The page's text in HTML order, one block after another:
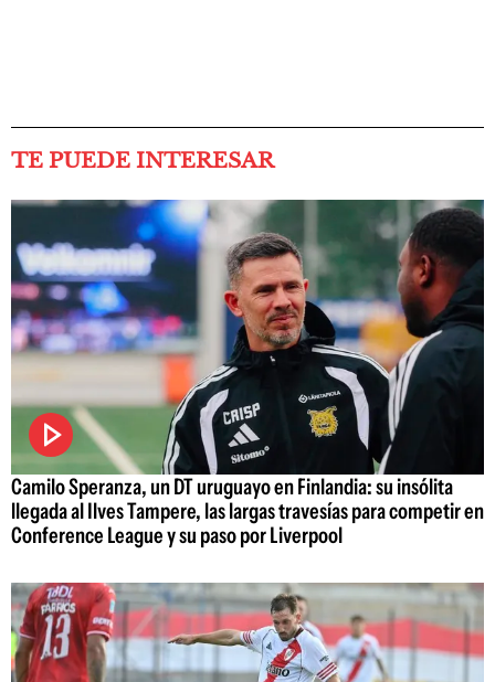
TE PUEDE INTERESAR
Camilo Speranza, un DT uruguayo en Finlandia: su insólita
llegada al Ilves Tampere, las largas travesías para competir en
Conference League y su paso por Liverpool